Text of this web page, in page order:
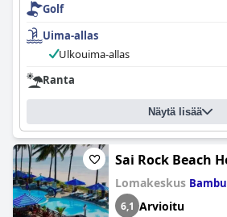
Golf
Uima-allas
Ulkouima-allas
Ranta
Näytä lisää
Sai Rock Beach
Lomakeskus
6,1 Arvioitu